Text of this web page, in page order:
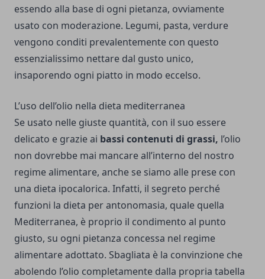
essendo alla base di ogni pietanza, ovviamente
usato con moderazione. Legumi, pasta, verdure
vengono conditi prevalentemente con questo
essenzialissimo nettare dal gusto unico,
insaporendo ogni piatto in modo eccelso.
L’uso dell’olio nella dieta mediterranea
Se usato nelle giuste quantità, con il suo essere
delicato e grazie ai bassi contenuti di grassi, l’olio
non dovrebbe mai mancare all’interno del nostro
regime alimentare, anche se siamo alle prese con
una dieta ipocalorica. Infatti, il segreto perché
funzioni la dieta per antonomasia, quale quella
Mediterranea, è proprio il condimento al punto
giusto, su ogni pietanza concessa nel regime
alimentare adottato. Sbagliata è la convinzione che
abolendo l’olio completamente dalla propria tabella